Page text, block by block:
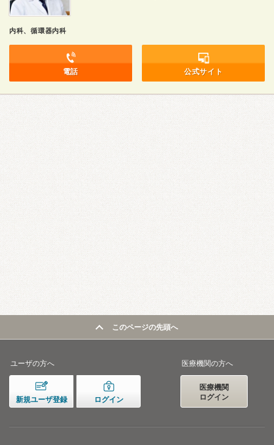
内科、循環器内科
電話 公式サイト
このページの先頭へ
ユーザの方へ
新規ユーザ登録 ログイン
医療機関の方へ
医療機関
ログイン